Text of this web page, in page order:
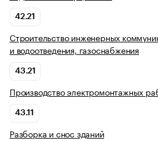
42.21
Строительство инженерных
и водоотведения, газоснабжения
43.21
Производство электромонтажных
43.11
Разборка и снос зданий